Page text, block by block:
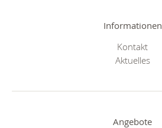
Informationen
Kontakt
Aktuelles
Angebote